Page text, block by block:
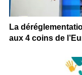
La
aux 4 coins de